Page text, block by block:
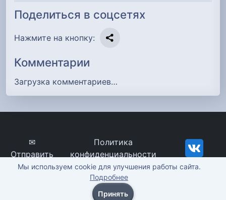
Поделиться в соцсетях
Нажмите на кнопку:
Комментарии
Загрузка комментариев…
✉
Отправить
сообщение
Политика
конфиденциальности
imena-znachenie.ru, ©
2012-2026
Мы используем cookie для улучшения работы сайта.
Подробнее
Принять